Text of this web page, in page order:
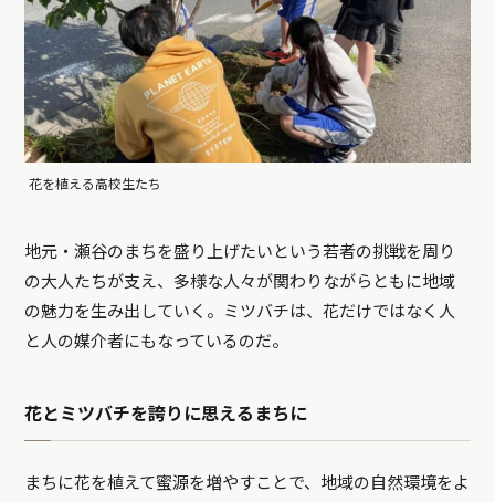
花を植える高校生たち
地元・瀬谷のまちを盛り上げたいという若者の挑戦を周り
の大人たちが支え、多様な人々が関わりながらともに地域
の魅力を生み出していく。ミツバチは、花だけではなく人
と人の媒介者にもなっているのだ。
花とミツバチを誇りに思えるまちに
まちに花を植えて蜜源を増やすことで、地域の自然環境をよ